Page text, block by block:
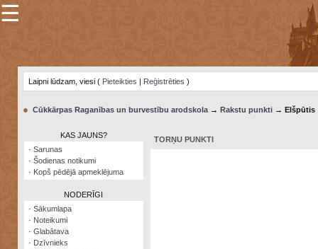
×
Šodienas
notikumi
Visatcera
almanahs
☰
Laipni lūdzam, viesi ( Pieteikties | Reģistrēties )
● Cūkkārpas Raganības un burvestību arodskola→ Rakstu punkti→ Elšpūtis
KAS JAUNS?
· Sarunas
· Šodienas notikumi
· Kopš pēdējā apmeklējuma
NODERĪGI
· Sākumlapa
· Noteikumi
· Glabātava
· Dzīvnieks
TORŅU PUNKTI